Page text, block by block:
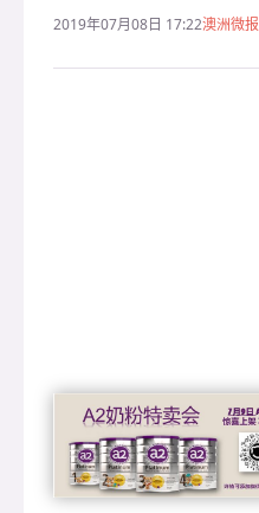
2019年07月08日 17:22澳洲微报